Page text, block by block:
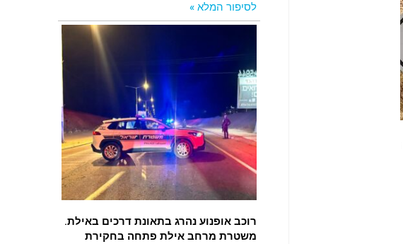
לסיפור המלא »
רוכב אופנוע נהרג בתאונת דרכים באילת.
משטרת מרחב אילת פתחה בחקירת